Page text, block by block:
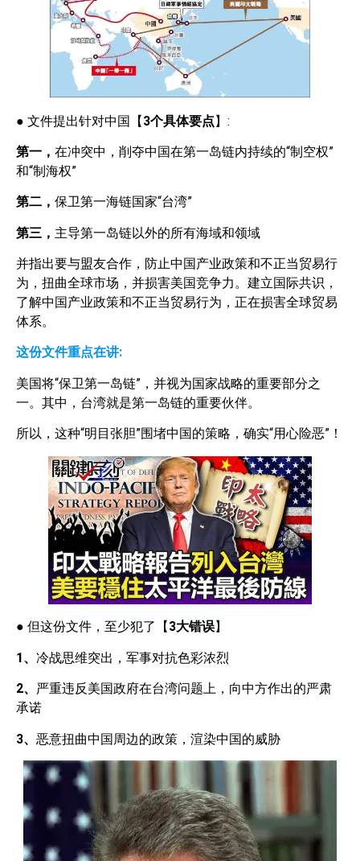
● 文件提出针对中国【3个具体要点】:
第一， 在冲突中，削夺中国在第一岛链内持续的“制空权”
和“制海权”
第二， 保卫第一海链国家“台湾”
第三， 主导第一岛链以外的所有海域和领域
并指出要与盟友合作，防止中国产业政策和不正当贸易行
为，扭曲全球市场，并损害美国竞争力。建立国际共识，
了解中国产业政策和不正当贸易行为，正在损害全球贸易
体系。
这份文件重点在讲:
美国将“保卫第一岛链”，并视为国家战略的重要部分之
一。其中，台湾就是第一岛链的重要伙伴。
所以，这种“明目张胆”围堵中国的策略，确实“用心险恶”！
● 但这份文件，至少犯了【 3大错误】
1、 冷战思维突出，军事对抗色彩浓烈
2、 严重违反美国政府在台湾问题上，向中方作出的严肃
承诺
3、 恶意扭曲中国周边的政策，渲染中国的威胁